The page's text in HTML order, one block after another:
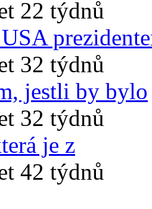
22 týdnů
32 týdnů
jestli by bylo
32 týdnů
je z
42 týdnů